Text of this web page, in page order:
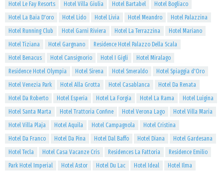
Hotel Le Fay Resorts
Hotel Villa Giulia Hotel Bartabel
Hotel Bogliaco
Hotel La Baia D'oro
Hotel Lido Hotel Livia Hotel Meandro
Hotel Palazzina
Hotel Running Club
Hotel Garni Riviera Hotel La Terrazzina
Hotel Mariano
Hotel Tiziana
Hotel Gargnano
Residence Hotel Palazzo Della Scala
Hotel Benacus
Hotel Cansignorio Hotel I Gigli
Hotel Miralago
Residence Hotel Olympia
Hotel Sirena Hotel Smeraldo
Hotel Spiaggia d'Oro
Hotel Venezia Park
Hotel Alla Grotta Hotel Casablanca
Hotel Da Renata
Hotel Da Roberto
Hotel Esperia Hotel La Forgia Hotel La Rama
Hotel Luigina
Hotel Santa Marta
Hotel Trattoria Confine Hotel Verona Lago
Hotel Villa Maria
Hotel Villa Plaja
Hotel Aquila Hotel Campagnola
Hotel Cristina
Hotel Da Franco
Hotel Da Pina Hotel Dal Baffo Hotel Diana
Hotel Gardesana
Hotel Tecla
Hotel Casa Vacanze Cris Residences La Fattoria
Residence Emilio
Park Hotel Imperial
Hotel Astor Hotel Du Lac Hotel Ideal
Hotel Ilma